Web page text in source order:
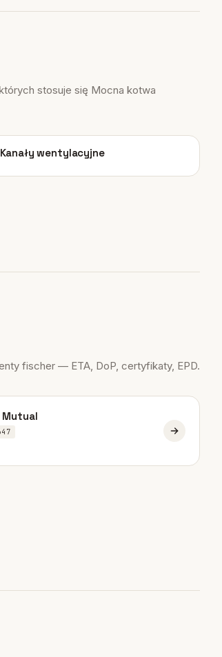
stosuje się Mocna kotwa
04
Kanały wentylacyjne
fischer — ETA, DoP, certyfikaty, EPD.